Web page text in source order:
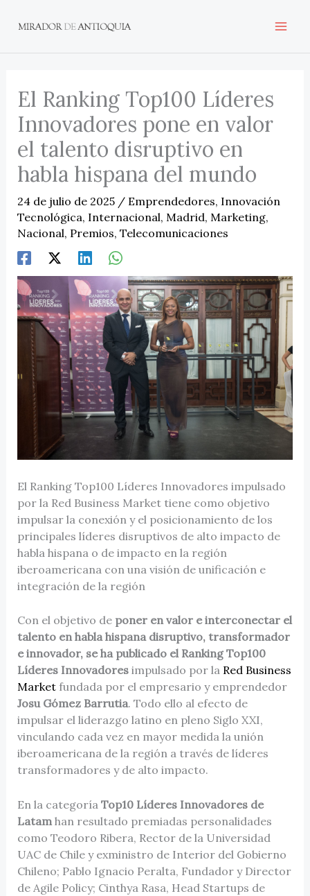
El Ranking Top100 Líderes
Innovadores pone en valor
el talento disruptivo en
habla hispana del mundo
24 de julio de 2025 / Emprendedores, Innovación
Tecnológica, Internacional, Madrid, Marketing,
Nacional, Premios, Telecomunicaciones
El Ranking Top100 Líderes Innovadores impulsado
por la Red Business Market tiene como objetivo
impulsar la conexión y el posicionamiento de los
principales líderes disruptivos de alto impacto de
habla hispana o de impacto en la región
iberoamericana con una visión de unificación e
integración de la región
Con el objetivo de poner en valor e interconectar el
talento en habla hispana disruptivo, transformador
e innovador, se ha publicado el Ranking Top100
Líderes Innovadores impulsado por la Red Business
Marketfundada por el empresario y emprendedor
Josu Gómez Barrutia. Todo ello al efecto de
impulsar el liderazgo latino en pleno Siglo XXI,
vinculando cada vez en mayor medida la unión
iberoamericana de la región a través de líderes
transformadores y de alto impacto.
En la categoría Top10 Líderes Innovadores de
Latamhan resultado premiadas personalidades
como Teodoro Ribera, Rector de la Universidad
UAC de Chile y exministro de Interior del Gobierno
Chileno; Pablo Ignacio Peralta, Fundador y Director
de Agile Policy; Cinthya Rasa, Head Startups de